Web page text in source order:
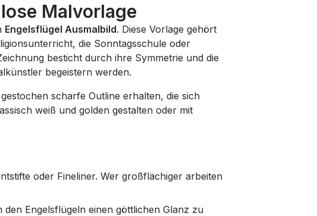
Malvorlage
Engelsflügel Ausmalbild. Diese Vorlage gehört
die Sonntagsschule oder
besticht durch ihre Symmetrie und die
begeistern werden.
scharfe Outline erhalten, die sich
weiß und golden gestalten oder mit
oder Fineliner. Wer großflächiger arbeiten
Engelsflügeln einen göttlichen Glanz zu